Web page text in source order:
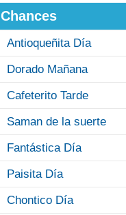
Chances
Antioqueñita Día
Dorado Mañana
Cafeterito Tarde
Saman de la suerte
Fantástica Día
Paisita Día
Chontico Día